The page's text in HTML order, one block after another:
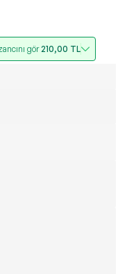
gör210,00 TL